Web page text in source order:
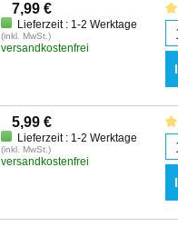
7,99 €
Lieferzeit : 1-2 Werktage
(inkl. MwSt.)
versandkostenfrei
5,99 €
Lieferzeit : 1-2 Werktage
(inkl. MwSt.)
versandkostenfrei